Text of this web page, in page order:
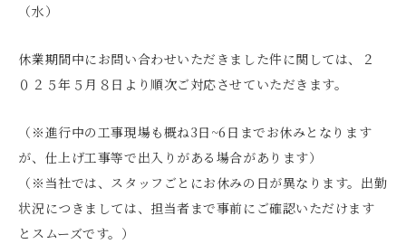
（水）
休業期間中にお問い合わせいただきました件に関しては、２
０２５年５月８日より順次ご対応させていただきます。
（※進行中の工事現場も概ね3日~6日までお休みとなります
が、仕上げ工事等で出入りがある場合があります）
（※当社では、スタッフごとにお休みの日が異なります。出勤
状況につきましては、担当者まで事前にご確認いただけます
とスムーズです。）